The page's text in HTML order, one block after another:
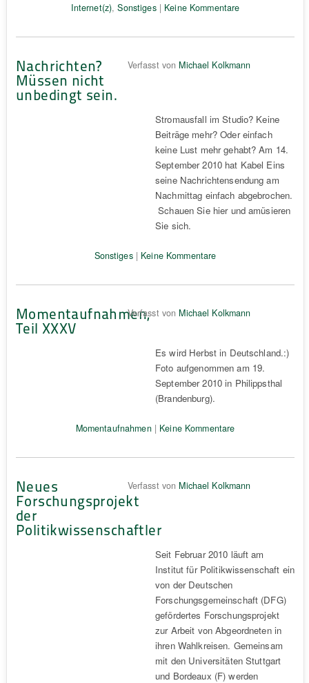
Internet(z),Sonstiges| Keine Kommentare
Nachrichten?
Müssen nicht
unbedingt sein.
Verfasst von Michael Kolkmann
Stromausfall im Studio? Keine
Beiträge mehr? Oder einfach
keine Lust mehr gehabt? Am 14.
September 2010 hat Kabel Eins
seine Nachrichtensendung am
Nachmittag einfach abgebrochen.
Schauen Sie hier und amüsieren
Sie sich.
Sonstiges| Keine Kommentare
Momentaufnahmen,
Teil XXXV
Verfasst von Michael Kolkmann
Es wird Herbst in Deutschland.:)
Foto aufgenommen am 19.
September 2010 in Philippsthal
(Brandenburg).
Momentaufnahmen| Keine Kommentare
Neues
Forschungsprojekt
der
Politikwissenschaftler
Verfasst von Michael Kolkmann
Seit Februar 2010 läuft am
Institut für Politikwissenschaft ein
von der Deutschen
Forschungsgemeinschaft (DFG)
gefördertes Forschungsprojekt
zur Arbeit von Abgeordneten in
ihren Wahlkreisen. Gemeinsam
mit den Universitäten Stuttgart
und Bordeaux (F) werden